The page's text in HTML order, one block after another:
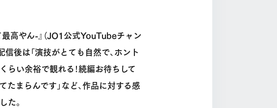
高やん-』（JO1公式YouTubeチャン
信後は「演技がとても自然で、ホント
らい余裕で観れる！続編お待ちして
たまらんです」など、作品に対する感
た。